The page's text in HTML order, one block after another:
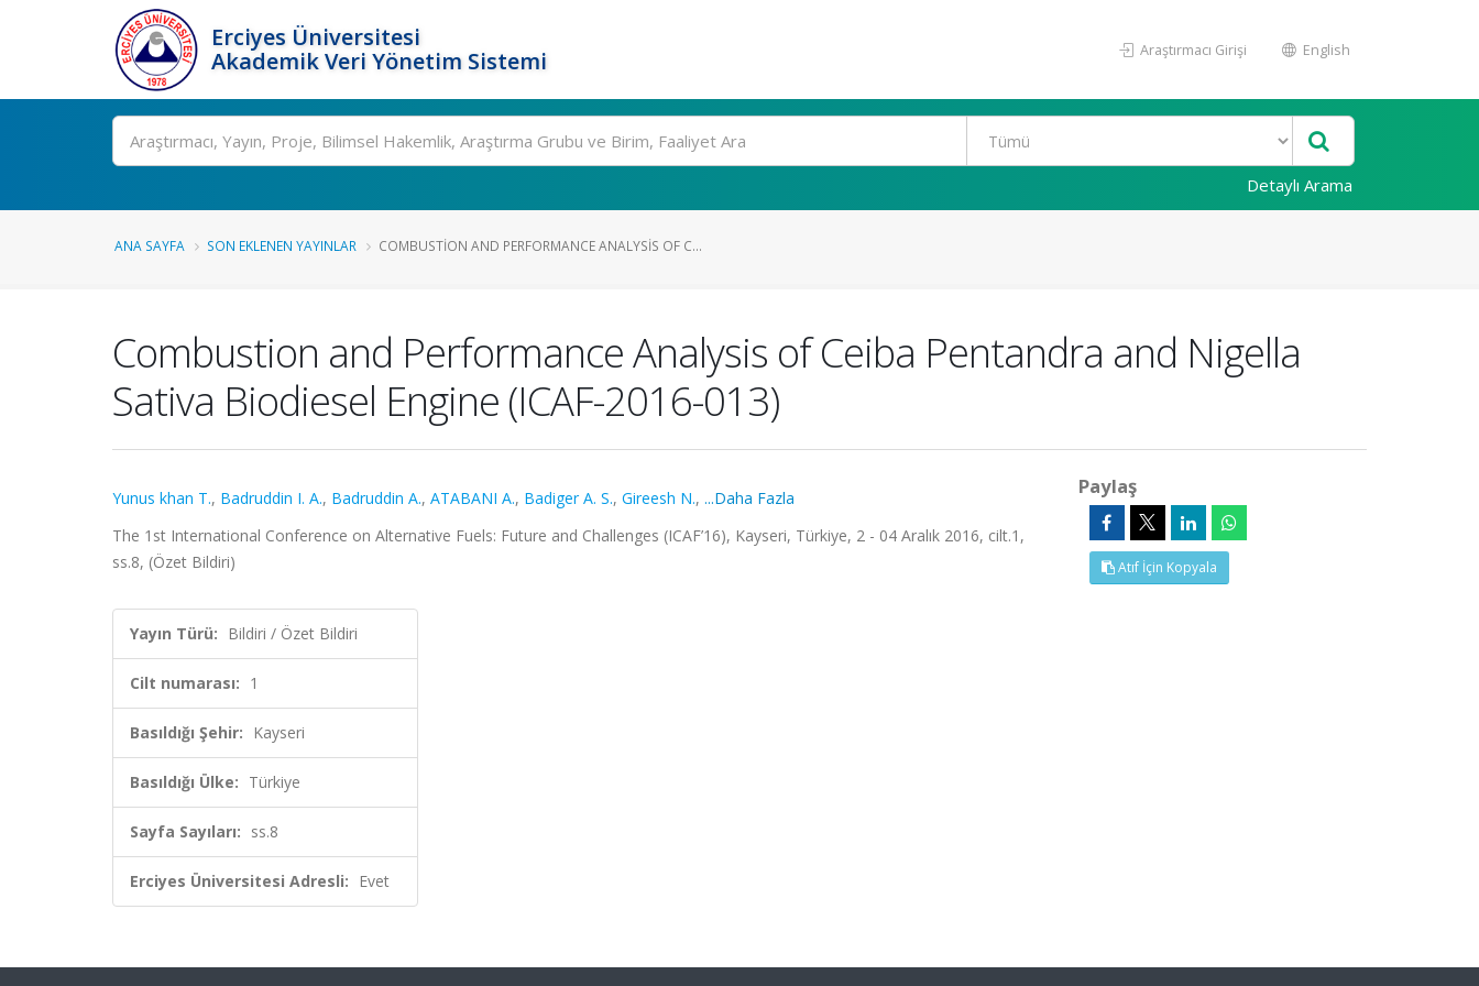
Erciyes Üniversitesi
Akademik Veri Yönetim Sistemi
Araştırmacı Girişi English
Ara
Detaylı Arama
ANA SAYFA SON EKLENEN YAYINLAR COMBUSTION AND PERFORMANCE ANALYSIS OF C...
Combustion and Performance Analysis of Ceiba Pentandra and Nigella
Sativa Biodiesel Engine (ICAF-2016-013)
Yunus khan T., Badruddin I. A., Badruddin A., ATABANI A., Badiger A. S., Gireesh N., ...Daha Fazla
The 1st International Conference on Alternative Fuels: Future and Challenges (ICAF’16), Kayseri, Türkiye, 2 - 04 Aralık 2016, cilt.1,
ss.8, (Özet Bildiri)
Yayın Türü: Bildiri / Özet Bildiri
Cilt numarası: 1
Basıldığı Şehir: Kayseri
Basıldığı Ülke: Türkiye
Sayfa Sayıları: ss.8
Erciyes Üniversitesi Adresli: Evet
Paylaş
Atıf İçin Kopyala